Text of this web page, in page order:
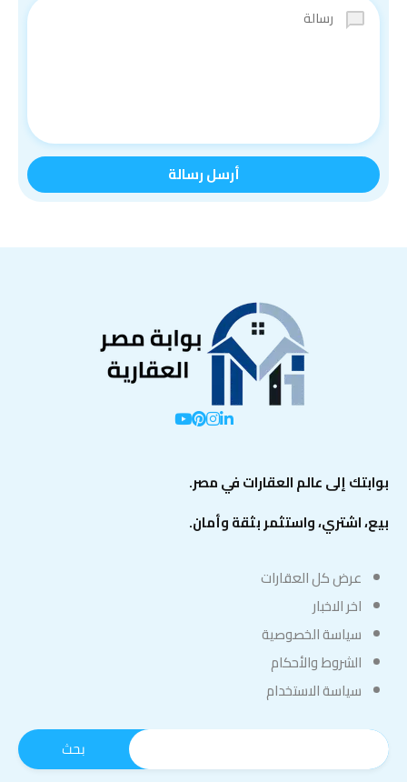
بوابتك إلى عالم العقارات في مصر.
بيع، اشتري، واستثمر بثقة وأمان.
عرض كل العقارات
اخر الاخبار
سياسة الخصوصية
الشروط والأحكام
سياسة الاستخدام